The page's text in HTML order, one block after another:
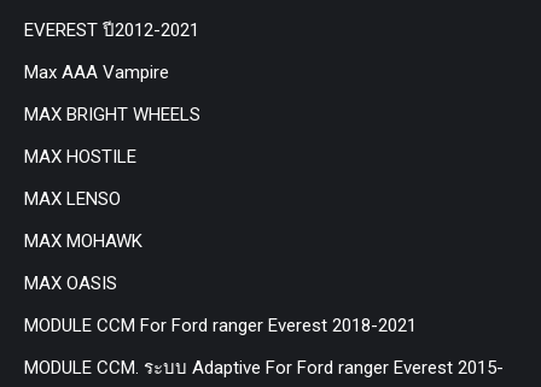
EVEREST ปี2012-2021
Max AAA Vampire
MAX BRIGHT WHEELS
MAX HOSTILE
MAX LENSO
MAX MOHAWK
MAX OASIS
MODULE CCM For Ford ranger Everest 2018-2021
MODULE CCM. ระบบ Adaptive For Ford ranger Everest 2015-